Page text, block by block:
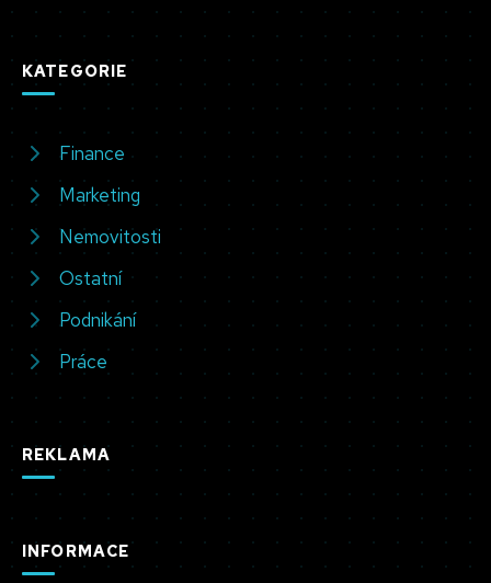
KATEGORIE
Finance
Marketing
Nemovitosti
Ostatní
Podnikání
Práce
REKLAMA
INFORMACE